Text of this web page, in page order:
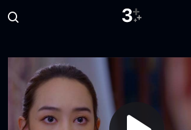
มีลูกสาวเหมือนเอาส้วมไปว